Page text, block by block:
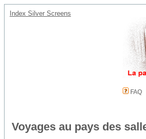
Index Silver Screens
FAQ
Voyages au pays des